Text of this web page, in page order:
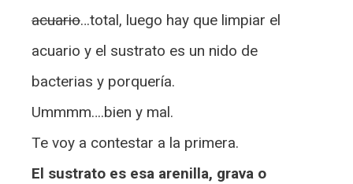
acuario…total, luego hay que limpiar el
acuario y el sustrato es un nido de
bacterias y porquería.
Ummmm….bien y mal.
Te voy a contestar a la primera.
El sustrato es esa arenilla, grava o